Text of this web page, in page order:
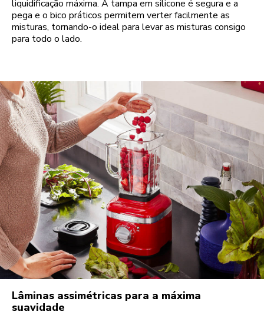
liquidificação máxima. A tampa em silicone é segura e a
pega e o bico práticos permitem verter facilmente as
misturas, tornando-o ideal para levar as misturas consigo
para todo o lado.
Lâminas assimétricas para a máxima
suavidade